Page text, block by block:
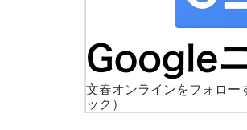
文春オンラインをフォロー
ック）